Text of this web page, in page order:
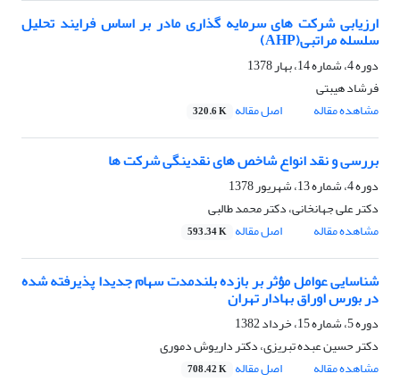
ارزیابی شرکت های سرمایه گذاری مادر بر اساس فرایند تحلیل
سلسله مراتبی(AHP)
دوره 4، شماره 14، بهار 1378
فرشاد هیبتی
مشاهده مقاله
اصل مقاله 320.6 K
بررسی و نقد انواع شاخص های نقدینگی شرکت ها
دوره 4، شماره 13، شهریور 1378
دکتر علی جهانخانی، دکتر محمد طالبی
مشاهده مقاله
اصل مقاله 593.34 K
شناسایی عوامل مؤثر بر بازده بلندمدت سهام جدیدا پذیرفته شده
در بورس اوراق بهادار تهران
دوره 5، شماره 15، خرداد 1382
دکتر حسین عبده تبریزى، دکتر داریوش دمورى
مشاهده مقاله
اصل مقاله 708.42 K